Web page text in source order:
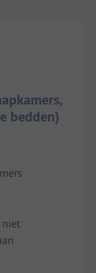
bedden)
niet